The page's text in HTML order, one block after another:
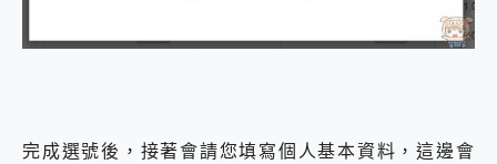
完成選號後，接著會請您填寫個人基本資料，這邊會